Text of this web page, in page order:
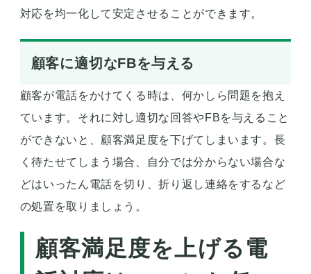
対応を均一化して安定させることができます。
顧客に適切なFBを与える
顧客が電話をかけてくる時は、何かしら問題を抱え
ています。それに対し適切な回答やFBを与えること
ができないと、顧客満足度を下げてしまいます。長
く待たせてしまう場合、自分では分からない場合な
どはいったん電話を切り、折り返し連絡をするなど
の処置を取りましょう。
顧客満足度を上げる電